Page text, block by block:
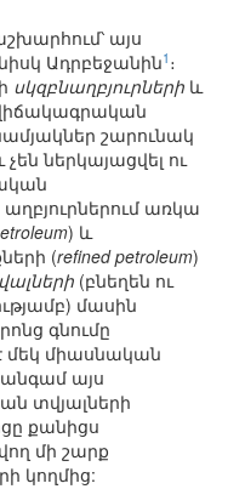
այս
Ադրբեջանին1 ։
սկզբնաղբյուրների և
շարունակ
ներկայացվել ու
առկա
) և
(refined petroleum)
(բնեղեն ու
մասին
գնումը
մեկ միասնական
այս
տվյալների
քանիցս
մի շարք
կողմից: